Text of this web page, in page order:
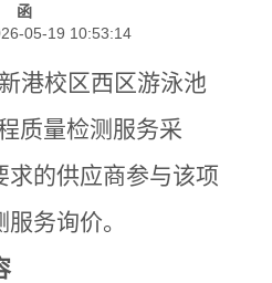
函
05-19 10:53:14
港校区西区游泳池
质量检测服务采
求的供应商参与该项
务询价。